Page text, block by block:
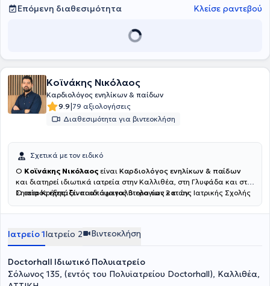
Επόμενη διαθεσιμότητα Κλείσε ραντεβού
Κοϊνάκης Νικόλαος
Καρδιολόγος ενηλίκων & παίδων
9.9|79 αξιολογήσεις
Διαθεσιμότητα για βιντεοκλήση
Σχετικά με τον ειδικό
Ο Κοϊνάκης Νικόλαος είναι Καρδιολόγος ενηλίκων & παίδων
και διατηρεί ιδιωτικά ιατρεία στην Καλλιθέα, στη Γλυφάδα και στη
Σητεία Κρήτης. Είναι απόφοιτος Βιολογίας και της Ιατρικής Σχολής
Νοσοκομείο "Ασκληπιείο" Βούλας. Κατά τη διάρκεια της
Νοσοκομείο Παίδων "Η Αγία Σοφία". Μετεκπαιδεύτηκε στις νεότερες
τεχνικές υπερήχων (stress echo, διοισοφάγειο
υπερηχοκαρδιογράφημα) στο Γενικό Νοσοκομείο Κρήτης
"Βενιζέλειο". Στο ιατρείο διενεργούνται ηλεκτροκαρδιογράφημα,
triplex καρδιάς, Holter πιέσεως, Holter ρυθμού (24 και 48 ωρών),
Ο ιατρός εξετάζει παιδιά μεγαλύτερα των 2 ετών.
Ιατρείο 1Ιατρείο 2 Βιντεοκλήση
Doctorhall Ιδιωτικό Πολυιατρείο
Σόλωνος 135, (εντός του Πολυϊατρείου Doctorhall), Καλλιθέα,